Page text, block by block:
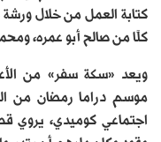
كتابة العمل من خلال ورشة
كلًا من صالح أبو عمره،
ويعد «سكة سفر» من
موسم دراما رمضان من
اجتماعي كوميدي، يروي